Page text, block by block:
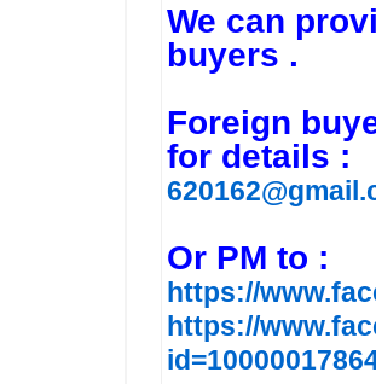
We can
buyers .
Foreign
for details :
Or PM to :
https://
https://